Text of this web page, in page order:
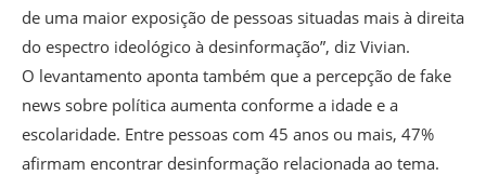
de uma maior exposição de pessoas situadas mais à direita
do espectro ideológico à desinformação”, diz Vivian.
O levantamento aponta também que a percepção de fake
news sobre política aumenta conforme a idade e a
escolaridade. Entre pessoas com 45 anos ou mais, 47%
afirmam encontrar desinformação relacionada ao tema.